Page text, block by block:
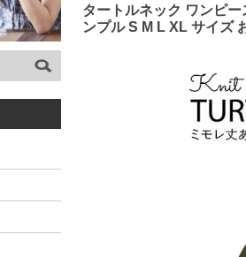
タートルネック ワンピ
ンプル S M L XL サイズ